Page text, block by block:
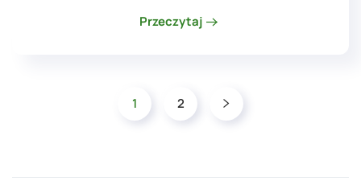
Przeczytaj
1 2